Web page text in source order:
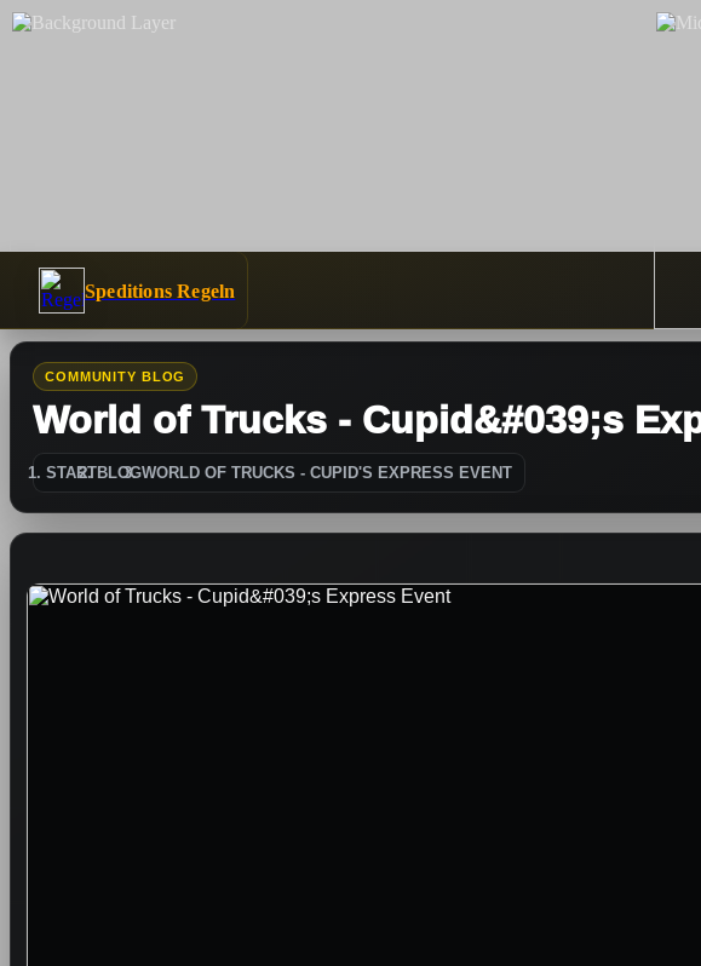
Speditions Regeln
COMMUNITY BLOG
World of Trucks - Cupid&#039;s
STARTBLOGWORLD OF TRUCKS - CUPID'S EXPRESS EVENT